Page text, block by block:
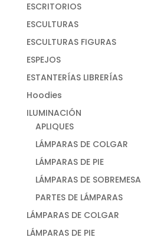
ESCRITORIOS
ESCULTURAS
ESCULTURAS FIGURAS
ESPEJOS
ESTANTERÍAS LIBRERÍAS
Hoodies
ILUMINACIÓN
APLIQUES
LÁMPARAS DE COLGAR
LÁMPARAS DE PIE
LÁMPARAS DE SOBREMESA
PARTES DE LÁMPARAS
LÁMPARAS DE COLGAR
LÁMPARAS DE PIE